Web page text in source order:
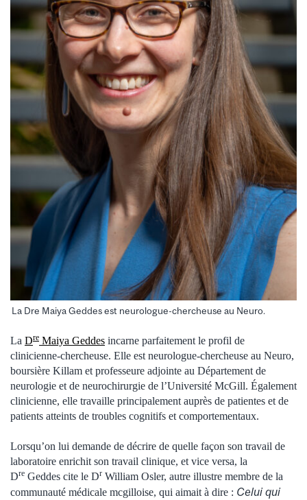
La Dre Maiya Geddes est neurologue-chercheuse au Neuro.
La Dre Maiya Geddes incarne parfaitement le profil de
clinicienne-chercheuse. Elle est neurologue‑chercheuse au Neuro,
boursière Killam et professeure adjointe au Département de
neurologie et de neurochirurgie de l’Université McGill. Également
clinicienne, elle travaille principalement auprès de patientes et de
patients atteints de troubles cognitifs et comportementaux.
Lorsqu’on lui demande de décrire de quelle façon son travail de
laboratoire enrichit son travail clinique, et vice versa, la
Dre Geddes cite le Dr William Osler, autre illustre membre de la
communauté médicale mcgilloise, qui aimait à dire : Celui qui